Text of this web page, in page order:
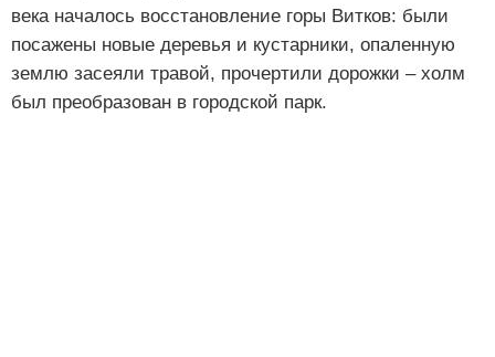
века началось восстановление горы Витков: были
посажены новые деревья и кустарники, опаленную
землю засеяли травой, прочертили дорожки – холм
был преобразован в городской парк.